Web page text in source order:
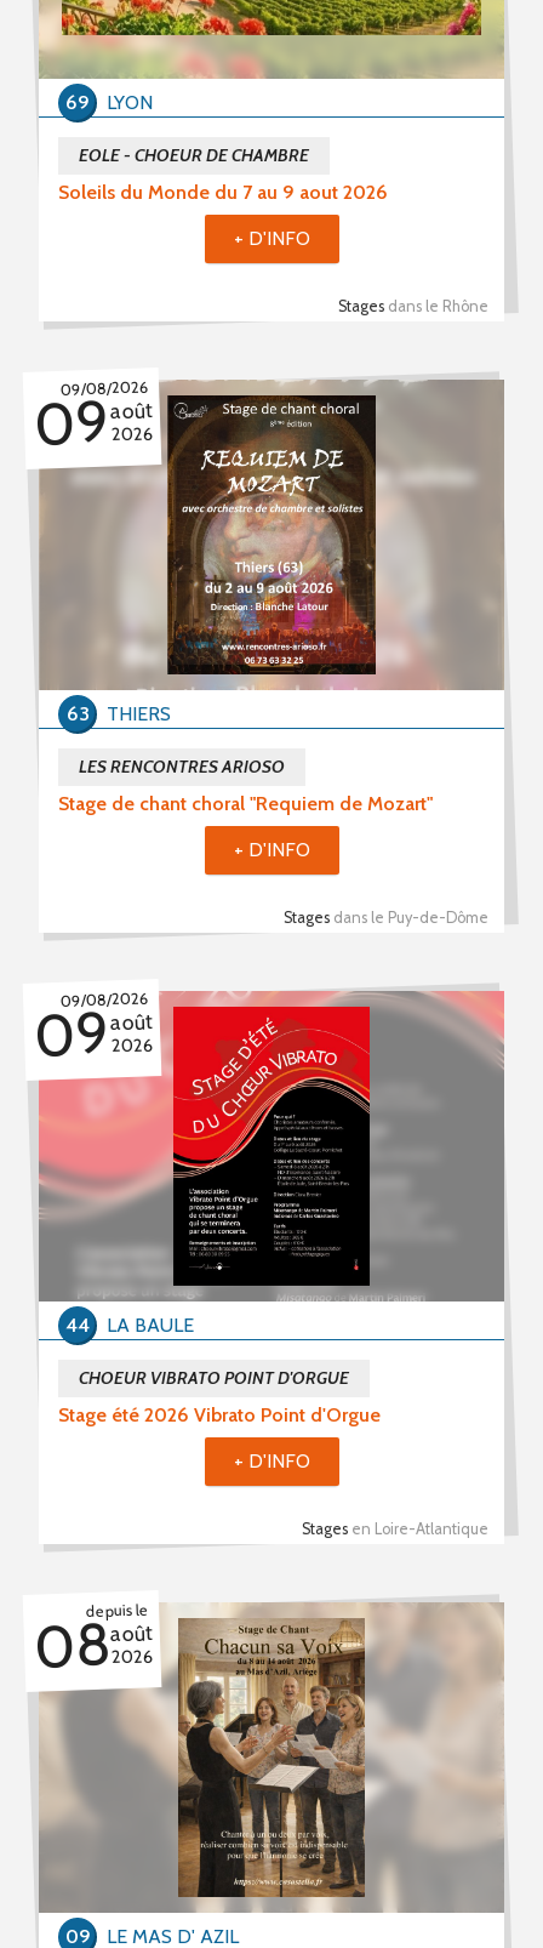
Soleils du Monde du 7 au 9 aout 2026
EOLE - CHOEUR DE CHAMBRE
Stages dans le Rhône
LYON
69
+ D'INFO
09/08/2026
09août
2026
Stage de chant choral "Requiem de Mozart"
LES RENCONTRES ARIOSO
Stages dans le Puy-de-Dôme
THIERS
63
+ D'INFO
09/08/2026
09août
2026
Stage été 2026 Vibrato Point d'Orgue
CHOEUR VIBRATO POINT D'ORGUE
Stages en Loire-Atlantique
LA BAULE
44
+ D'INFO
depuis le
08août
2026
LE MAS D' AZIL
09